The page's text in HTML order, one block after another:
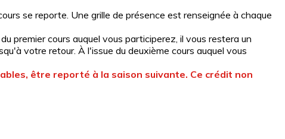
se reporte. Une grille de présence est renseignée à chaque
premier cours auquel vous participerez, il vous restera un
votre retour. À l'issue du deuxième cours auquel vous
être reporté à la saison suivante. Ce crédit non